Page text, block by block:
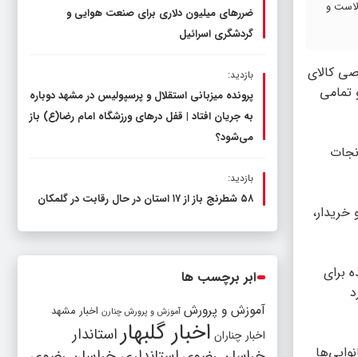
و
کالای
و تمامی
برای
ضررهای میلیون دلاری برای صنعت هوایی و
گردشگری اسرائیل
بازدید:
پرونده میزبانی استقلال و پرسپولیس در مشهد دوباره
به جریان افتاد | قفل در‌های ورزشگاه امام رضا(ع) باز
می‌شود؟
بازدید:
۵۸ شطرنج‌ باز از ۱۷ استان در حال رقابت در گلمکان
ابر برچسب ها
آموزش و پرورش آموزش و پرورش چنارن اخبار مشهد
اخبار چناران اخبار گلبهار استاندار